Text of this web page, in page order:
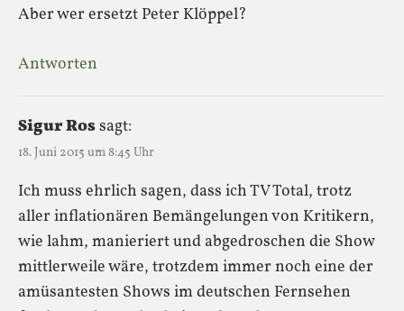
Aber wer ersetzt Peter Klöppel?
Antworten
Sigur Rossagt:
18. Juni 2015 um 8:45 Uhr
Ich muss ehrlich sagen, dass ich TV Total, trotz
aller inflationären Bemängelungen von Kritikern,
wie lahm, manieriert und abgedroschen die Show
mittlerweile wäre, trotzdem immer noch eine der
amüsantesten Shows im deutschen Fernsehen